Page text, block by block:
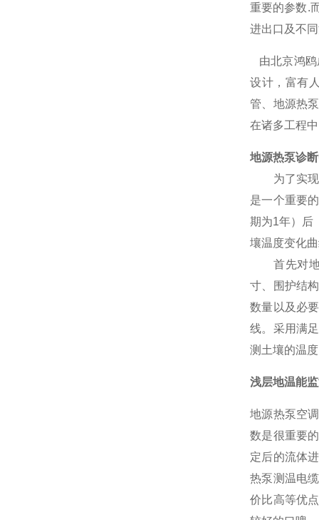
重要的参数.
进出口及不
由北京鸿
设计，富有
管、地源热
在诸多工程
地源热泵诊
为了实
是一个重要
期为1年）后
壤温度变化
首先对地
寸、围护结
数量以及必
线。采用满
测土壤的温
浅层地温能
地源热泵空
数是很重要
定后的流体
热泵测温电
价比高等优